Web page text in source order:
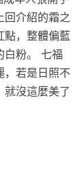
回介紹的霜之
點，整體偏藍
白粉。 七福
，若是日照不
就沒這麼美了